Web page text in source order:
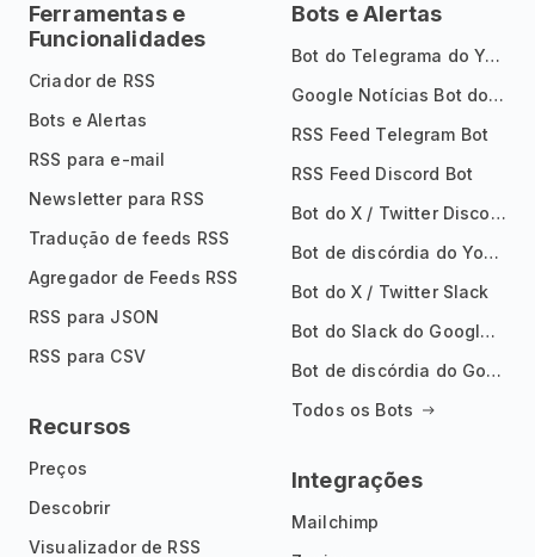
Ferramentas e
Funcionalidades
Criador de RSS
Bots e Alertas
RSS para e-mail
Newsletter para RSS
Tradução de feeds RSS
Agregador de Feeds RSS
RSS para JSON
RSS para CSV
Recursos
Preços
Descobrir
Visualizador de RSS
Bots e Alertas
Bot do Telegrama do YouTube
Google Notícias Bot do Telegrama
RSS Feed Telegram Bot
RSS Feed Discord Bot
Bot do X / Twitter Discord
Bot de discórdia do YouTube
Bot do X / Twitter Slack
Bot do Slack do Google Notícias
Bot de discórdia do Google News
Todos os Bots
Integrações
Mailchimp